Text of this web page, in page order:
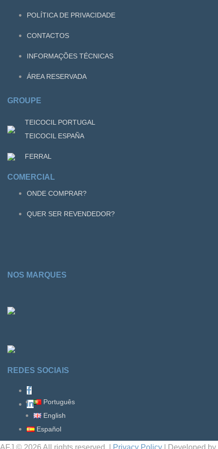
POLÍTICA DE PRIVACIDADE
CONTACTOS
INFORMAÇÕES TÉCNICAS
ÁREA RESERVADA
GROUPE
TEICOCIL PORTUGAL
TEICOCIL ESPAÑA
FERRAL
COMERCIAL
ONDE COMPRAR?
QUER SER REVENDEDOR?
NOS MARQUES
REDES SOCIAIS
Português
English
Español
AFJ © 2026 All rights reserved. | Privacy Policy | Developed by